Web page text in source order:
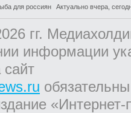
для россиян Актуально вчера,
гг.
информации